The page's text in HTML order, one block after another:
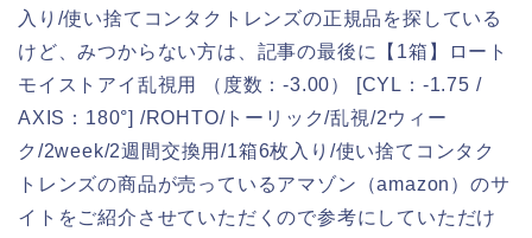
入り/使い捨てコンタクトレンズの正規品を探している
けど、みつからない方は、記事の最後に【1箱】ロート
モイストアイ乱視用 （度数：-3.00） [CYL：-1.75 /
AXIS：180°] /ROHTO/トーリック/乱視/2ウィー
ク/2week/2週間交換用/1箱6枚入り/使い捨てコンタク
トレンズの商品が売っているアマゾン（amazon）のサ
イトをご紹介させていただくので参考にしていただけ